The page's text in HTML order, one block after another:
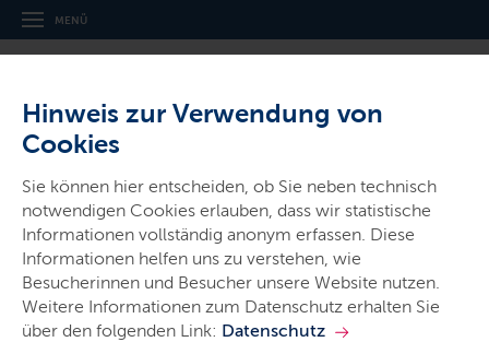
Hinweis zur Verwendung von
Cookies
Sie können hier entscheiden, ob Sie neben technisch
notwendigen Cookies erlauben, dass wir statistische
Informationen vollständig anonym erfassen. Diese
Informationen helfen uns zu verstehen, wie
Besucherinnen und Besucher unsere Website nutzen.
Weitere Informationen zum Datenschutz erhalten Sie
über den folgenden Link: Datenschutz
MENÜ
verabschiedet
In Kiel hat Ministerpräsident Daniel Günther
gemeinsam mit Gewerkschaften und
Wirtschaftsverbänden eine industriepolitische Agenda
verabschiedet. Das Ziel ist, die internationale